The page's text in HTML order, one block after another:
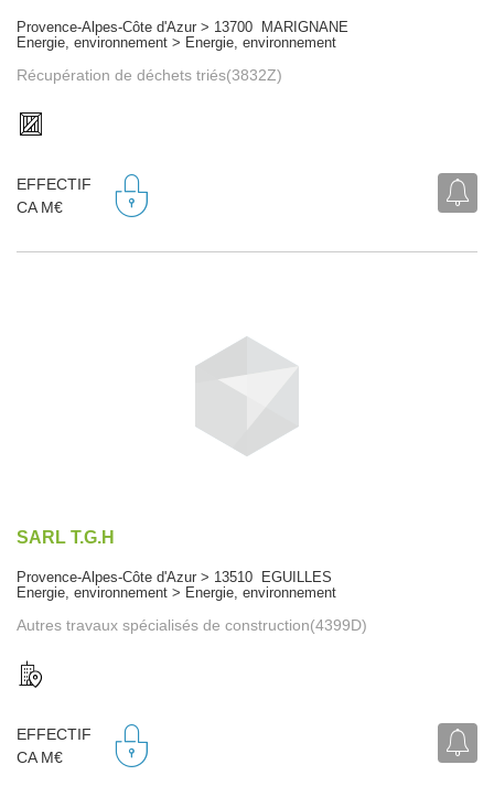
Provence-Alpes-Côte d'Azur > 13700 MARIGNANE
Energie, environnement > Energie, environnement
Récupération de déchets triés(3832Z)
EFFECTIF
CA M€
SARL T.G.H
Provence-Alpes-Côte d'Azur > 13510 EGUILLES
Energie, environnement > Energie, environnement
Autres travaux spécialisés de construction(4399D)
EFFECTIF
CA M€